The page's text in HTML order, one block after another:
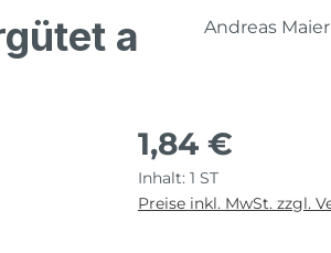
a Andreas
1,84 €
Inhalt: 1 ST
Preise inkl. MwSt. zzgl.